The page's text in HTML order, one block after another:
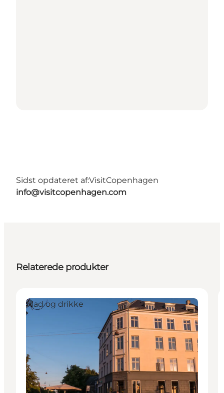
Sidst opdateret af:VisitCopenhagen
info@visitcopenhagen.com
Relaterede produkter
Mad og drikke